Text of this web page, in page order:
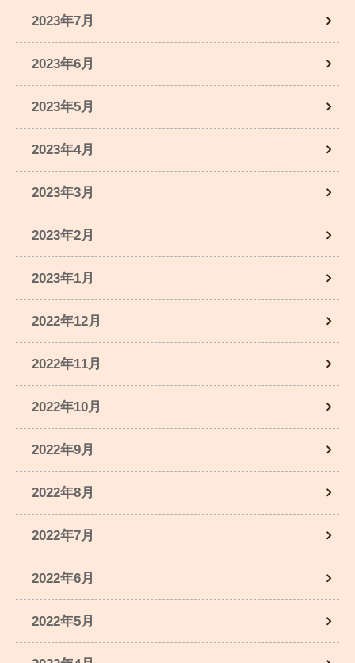
2023年7月
2023年6月
2023年5月
2023年4月
2023年3月
2023年2月
2023年1月
2022年12月
2022年11月
2022年10月
2022年9月
2022年8月
2022年7月
2022年6月
2022年5月